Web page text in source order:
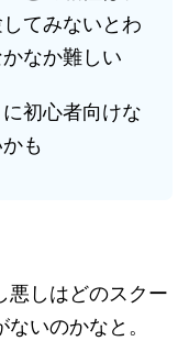
てみないとわ
なか難しい
初心者向けな
も
悪しはどのスクー
いのかなと。